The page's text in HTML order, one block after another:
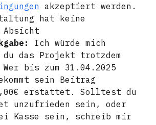
akzeptiert werden.
hat keine
Absicht
Ich würde mich
du das Projekt trotzdem
bis zum 31.04.2025
sein Beitrag
erstattet. Solltest du
unzufrieden sein, oder
Kasse sein, schreib mir